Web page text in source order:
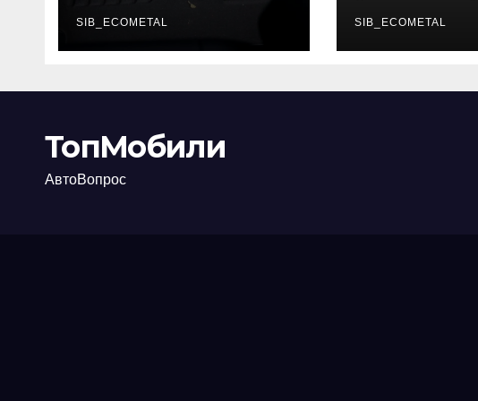
каково их
основное
назначение
SIB_ECOMETAL
актуальных
профессий
SIB_ECOMETAL
ТопМобили
АвтоВопрос